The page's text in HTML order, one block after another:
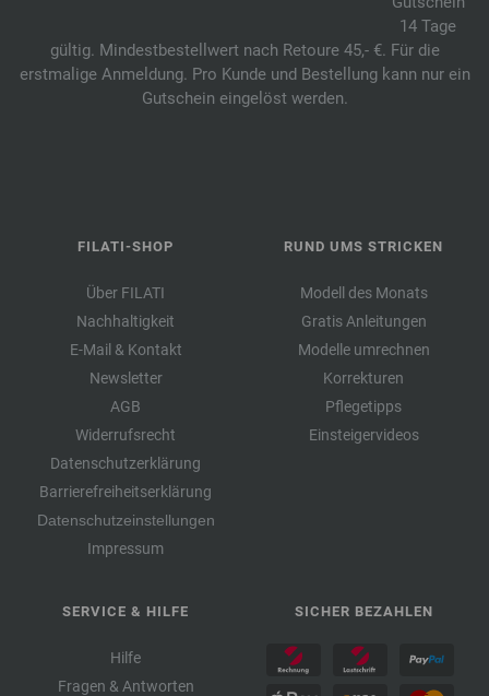
14 Tage
gültig. Mindestbestellwert nach Retoure 45,- €. Für die
erstmalige Anmeldung. Pro Kunde und Bestellung kann nur ein
Gutschein eingelöst werden.
FILATI-SHOP
Über FILATI
Nachhaltigkeit
E-Mail & Kontakt
Newsletter
AGB
Widerrufsrecht
Datenschutzerklärung
Barrierefreiheitserklärung
Datenschutzeinstellungen
Impressum
RUND UMS STRICKEN
Modell des Monats
Gratis Anleitungen
Modelle umrechnen
Korrekturen
Pflegetipps
Einsteigervideos
SERVICE & HILFE
Hilfe
Fragen & Antworten
SICHER BEZAHLEN